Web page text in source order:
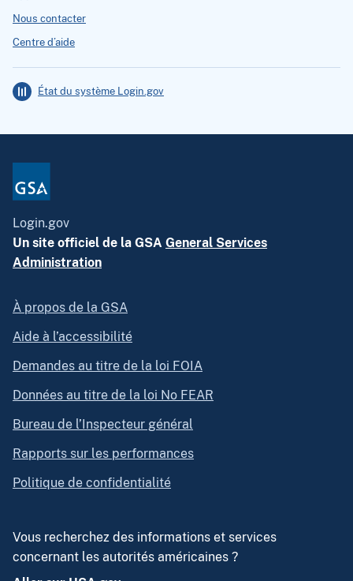
Nous contacter
Centre d’aide
État du système Login.gov
Login.gov
Un site officiel de la GSA General Services
Administration
À propos de la GSA
Aide à l’accessibilité
Demandes au titre de la loi FOIA
Données au titre de la loi No FEAR
Bureau de l’Inspecteur général
Rapports sur les performances
Politique de confidentialité
Vous recherchez des informations et services
concernant les autorités américaines ?